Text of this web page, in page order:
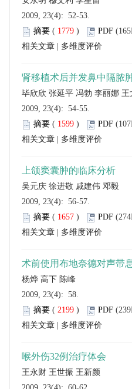
2009, 23(4): 52-53.
(
)
2009, 23(4): 54-55.
(
)
2009, 23(4): 56-57.
(
)
2009, 23(4): 58.
(
)